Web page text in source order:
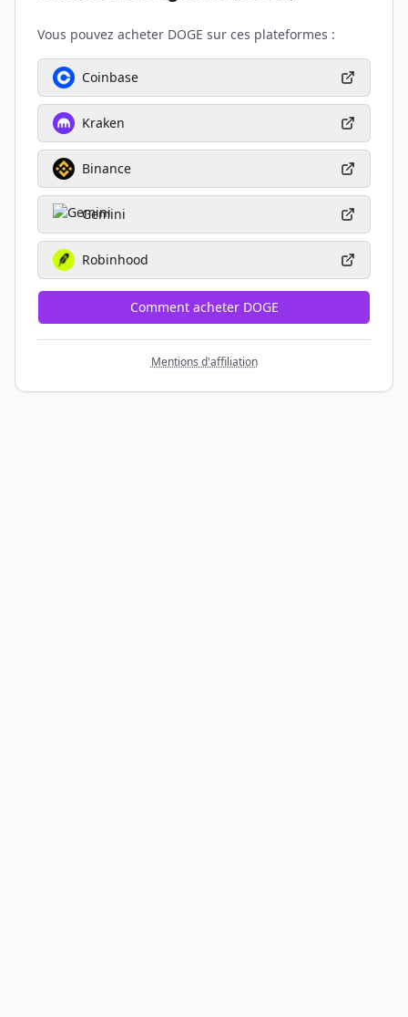
Vous pouvez acheter DOGE sur ces plateformes :
Coinbase
Kraken
Binance
Gemini
Robinhood
Comment acheter DOGE
Mentions d'affiliation